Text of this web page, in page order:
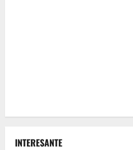
INTERESANTE